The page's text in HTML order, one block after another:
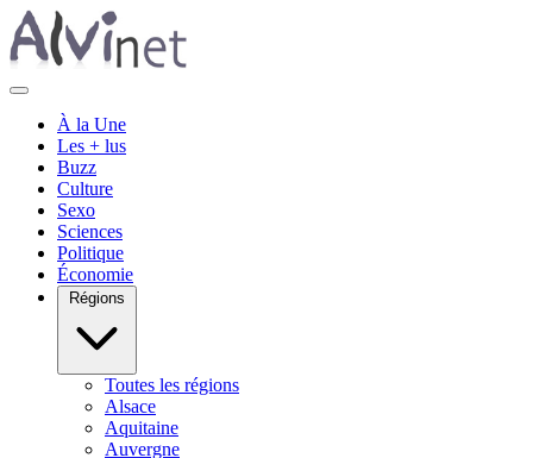
À la Une
Les + lus
Buzz
Culture
Sexo
Sciences
Politique
Économie
Régions
Toutes les régions
Alsace
Aquitaine
Auvergne